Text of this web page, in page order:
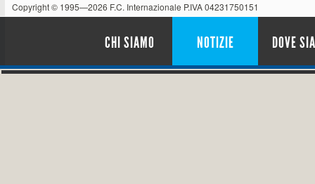
Copyright © 1995—2026 F.C. Internazionale P.IVA 04231750151
CHI SIAMO NOTIZIE DOVE